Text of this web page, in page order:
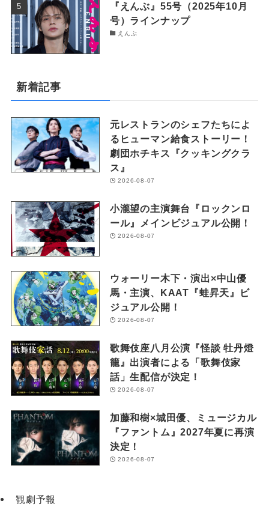
『えんぶ』55号（2025年10月
号）ラインナップ
えんぶ
新着記事
元レストランのシェフたちによ
るヒューマン給食ストーリー！
劇団ホチキス『クッキングクラ
ス』
2026-08-07
小瀧望の主演舞台『ロックンロ
ール』メインビジュアル公開！
2026-08-07
ウォーリー木下・演出×中山優
馬・主演、KAAT『蛙昇天』ビ
ジュアル公開！
2026-08-07
歌舞伎座八月公演『怪談 牡丹燈
籠』出演者による「歌舞伎家
話」生配信が決定！
2026-08-07
加藤和樹×城田優、ミュージカル
『ファントム』2027年夏に再演
決定！
2026-08-07
観劇予報